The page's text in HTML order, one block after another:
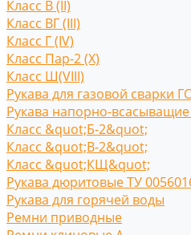
Класс В (II)
Класс ВГ (III)
Класс Г (IV)
Класс Пар-2 (X)
Класс Ш(VIII)
Рукава для газовой сварки
Рукава напорно-
Класс &quot;Б-2&quot;
Класс &quot;В-2&quot;
Класс &quot;КЩ&quot;
Рукава дюритовые ТУ
Рукава для горячей воды
Ремни приводные